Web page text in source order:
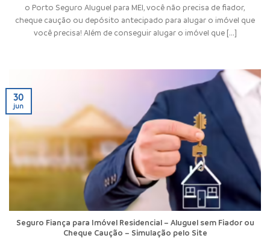
o Porto Seguro Aluguel para MEI, você não precisa de fiador,
cheque caução ou depósito antecipado para alugar o imóvel que
você precisa! Além de conseguir alugar o imóvel que [...]
Seguro Fiança para Imóvel Residencial – Aluguel sem Fiador ou
Cheque Caução – Simulação pelo Site
30
jun